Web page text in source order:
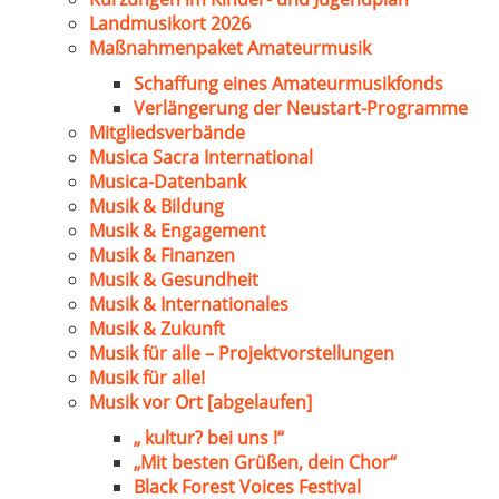
Landmusikort 2026
Maßnahmenpaket Amateurmusik
Schaffung eines Amateurmusikfonds
Verlängerung der Neustart-Programme
Mitgliedsverbände
Musica Sacra International
Musica-Datenbank
Musik & Bildung
Musik & Engagement
Musik & Finanzen
Musik & Gesundheit
Musik & Internationales
Musik & Zukunft
Musik für alle – Projektvorstellungen
Musik für alle!
Musik vor Ort [abgelaufen]
„ kultur? bei uns !“
„Mit besten Grüßen, dein Chor“
Black Forest Voices Festival